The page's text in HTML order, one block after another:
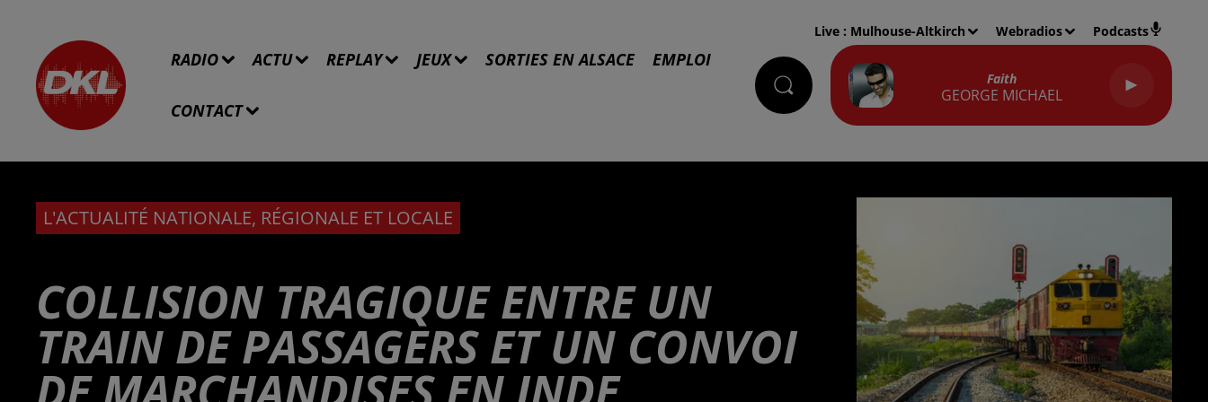
RADIO ACTU REPLAY JEUX SORTIES EN ALSACE EMPLOI
CONTACT
Live : Mulhouse-Altkirch Webradios Podcasts
Faith
GEORGE MICHAEL
L'ACTUALITÉ NATIONALE, RÉGIONALE ET LOCALE
COLLISION TRAGIQUE ENTRE UN
TRAIN DE PASSAGERS ET UN CONVOI